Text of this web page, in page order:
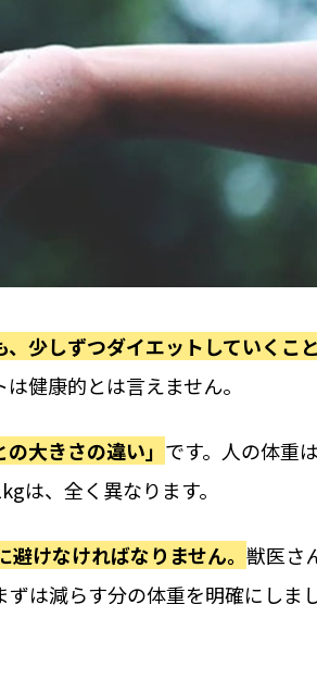
少しずつダイエットしていくこと
健康的とは言えません。
の大きさの違い」 です。人の体重
は、全く異なります。
けなければなりません。 獣医さ
は減らす分の体重を明確にしま